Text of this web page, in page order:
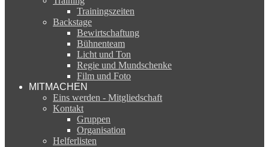
Trainingszeiten
Backstage
Bewirtschaftung
Bühnenteam
Licht und Ton
Regie und Mundschenke
Film und Foto
MITMACHEN
Eins werden - Mitgliedschaft
Kontakt
Gruppen
Organisation
Helferlisten